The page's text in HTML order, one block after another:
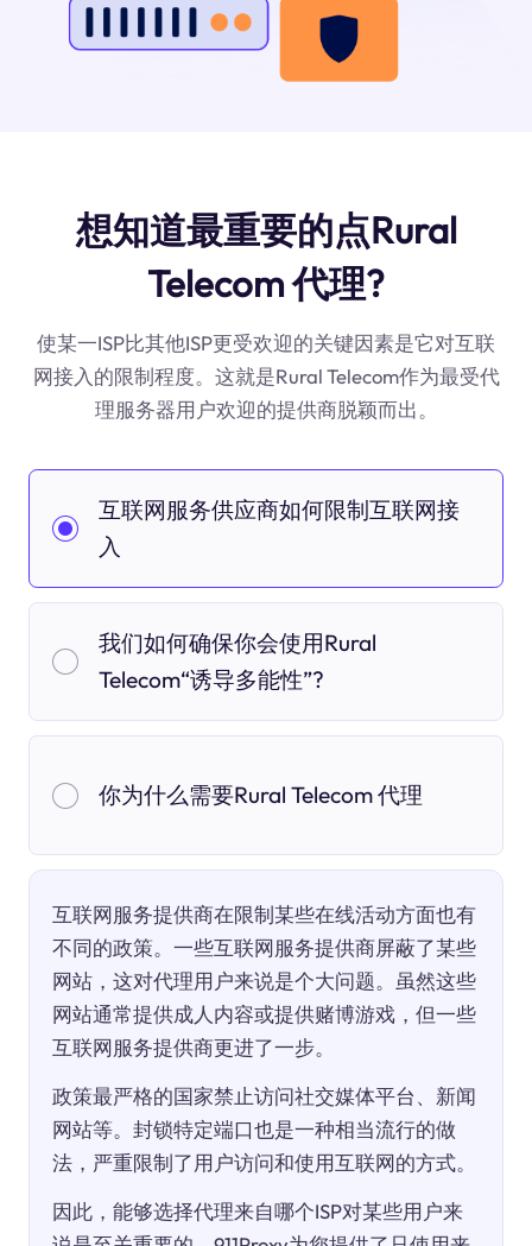
想知道最重要的点Rural
Telecom 代理?
使某一ISP比其他ISP更受欢迎的关键因素是它对互联
网接入的限制程度。这就是Rural Telecom作为最受代
理服务器用户欢迎的提供商脱颖而出。
互联网服务供应商如何限制互联网接
入
我们如何确保你会使用Rural
Telecom“诱导多能性”?
你为什么需要Rural Telecom 代理
互联网服务提供商在限制某些在线活动方面也有
不同的政策。一些互联网服务提供商屏蔽了某些
网站，这对代理用户来说是个大问题。虽然这些
网站通常提供成人内容或提供赌博游戏，但一些
互联网服务提供商更进了一步。
政策最严格的国家禁止访问社交媒体平台、新闻
网站等。封锁特定端口也是一种相当流行的做
法，严重限制了用户访问和使用互联网的方式。
因此，能够选择代理来自哪个ISP对某些用户来